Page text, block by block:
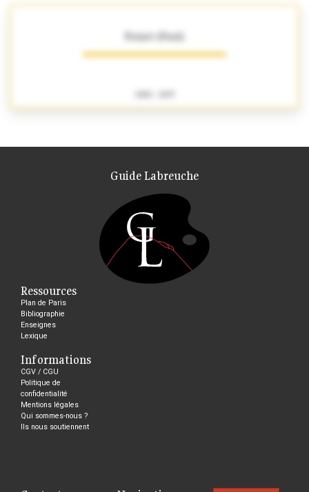
Foinet (Paul)
Guide Labreuche
Ressources
Plan de Paris
Bibliographie
Enseignes
Lexique
Informations
CGV / CGU
Politique de
confidentialité
Mentions légales
Qui sommes-nous ?
Ils nous soutiennent